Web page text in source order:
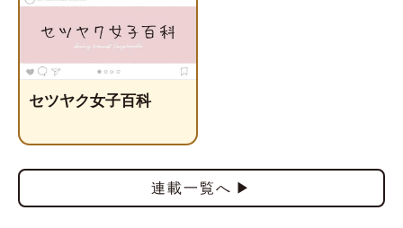
セツヤク女子百科
連載一覧へ